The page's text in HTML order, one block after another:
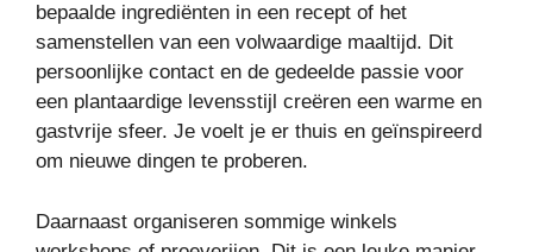
bepaalde ingrediënten in een recept of het
samenstellen van een volwaardige maaltijd. Dit
persoonlijke contact en de gedeelde passie voor
een plantaardige levensstijl creëren een warme en
gastvrije sfeer. Je voelt je er thuis en geïnspireerd
om nieuwe dingen te proberen.
Daarnaast organiseren sommige winkels